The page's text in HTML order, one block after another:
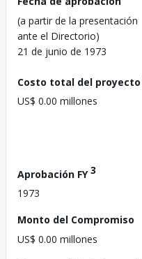
(a partir de la presentación
ante el Directorio)
21 de junio de 1973
Costo total del proyecto
US$ 0.00 millones
Aprobación FY3
1973
Monto del Compromiso
US$ 0.00 millones